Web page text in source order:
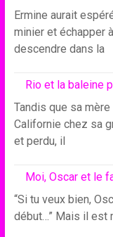
Ermine aurait
minier et échapper
descendre dans la
Rio et la baleine
Tandis que sa
Californie chez sa
et perdu, il
Moi, Oscar et le
“Si tu veux bien,
début…” Mais il est